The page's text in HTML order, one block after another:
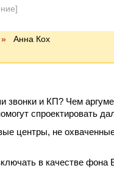
» Анна Кох
звонки и КП? Чем
спроектировать
центры, не
в качестве фона